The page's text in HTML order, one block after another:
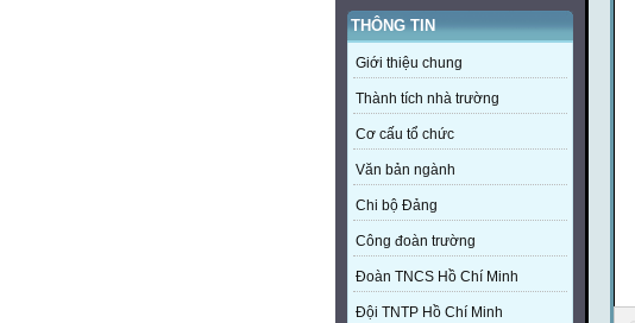
THÔNG TIN
Giới thiệu chung
Thành tích nhà trường
Cơ cấu tổ chức
Văn bản ngành
Chi bộ Đảng
Công đoàn trường
Đoàn TNCS Hồ Chí Minh
Đội TNTP Hồ Chí Minh